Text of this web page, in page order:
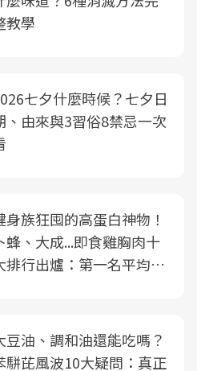
教學
七夕什麼時候？七夕日
、由來與3習俗8禁忌一次
身族狂囤的高蛋白神物！
蜂、大成...即食雞胸肉十
排行出爐：第一名平均一
豆油、調和油還能吃嗎？
駢芘風波10大疑問：真正